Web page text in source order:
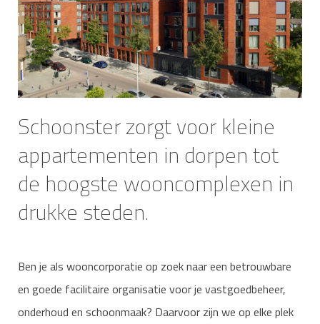
Schoonster zorgt voor kleine
appartementen in dorpen tot
de hoogste wooncomplexen in
drukke steden.
Ben je als wooncorporatie op zoek naar een betrouwbare
en goede facilitaire organisatie voor je vastgoedbeheer,
onderhoud en schoonmaak? Daarvoor zijn we op elke plek